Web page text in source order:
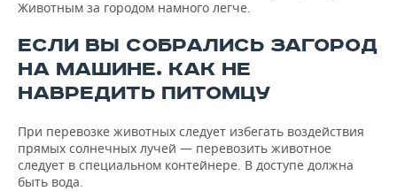
Животным за городом намного легче.
ЕСЛИ ВЫ СОБРАЛИСЬ ЗАГОРОД
НА МАШИНЕ. КАК НЕ
НАВРЕДИТЬ ПИТОМЦУ
При перевозке животных следует избегать воздействия
прямых солнечных лучей — перевозить животное
следует в специальном контейнере. В доступе должна
быть вода.